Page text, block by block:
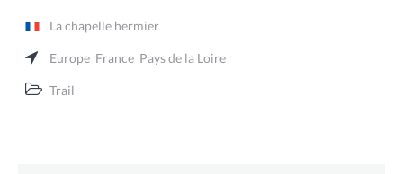
La chapelle hermier
Europe France Pays de la Loire
Trail